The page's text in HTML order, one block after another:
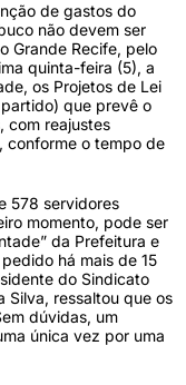
de gastos do
não devem ser
Grande Recife, pelo
quinta-feira (5), a
os Projetos de Lei
que prevê o
com reajustes
conforme o tempo de
578 servidores
momento, pode ser
da Prefeitura e
há mais de 15
do Sindicato
Silva, ressaltou que os
dúvidas, um
única vez por uma